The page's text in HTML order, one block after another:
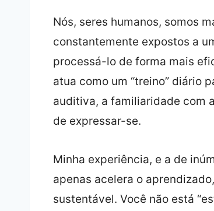
Nós, seres humanos, somos
constantemente expostos a
processá-lo de forma mais
atua como um “treino” diário
auditiva, a familiaridade com
de expressar-se.
Minha experiência, e a de
apenas acelera o
sustentável. Você não está